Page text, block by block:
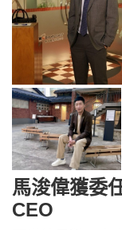
馬浚偉獲委
CEO